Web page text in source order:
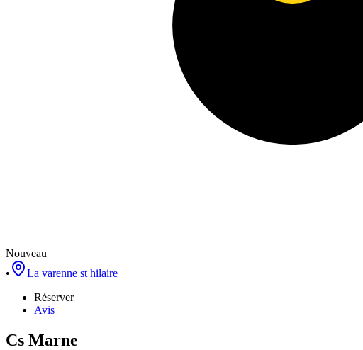
Nouveau
•
La varenne st hilaire
Réserver
Avis
Cs Marne